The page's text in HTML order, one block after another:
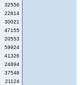
32556
22814
30021
47155
20553
59924
41326
24894
37548
21124